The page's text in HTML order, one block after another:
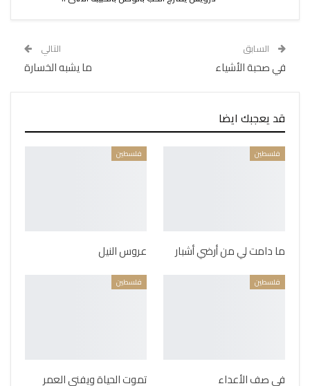
السابق
في صحبة الأشياء
التالي
ما يشبه الخسارة
قد يعجبك ايضا
فلسطين
ما دامت لي من أرضي أشبار
فلسطين
عروس النيل
فلسطين
في صف الأعداء
فلسطين
تموت الحياة ويفنى العمر